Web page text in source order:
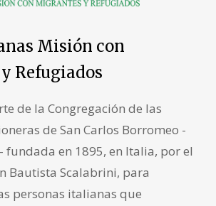
Misión con
Refugiados
de la Congregación de las
de San Carlos Borromeo -
fundada en 1895, en Italia, por el
Bautista Scalabrini, para
personas italianas que